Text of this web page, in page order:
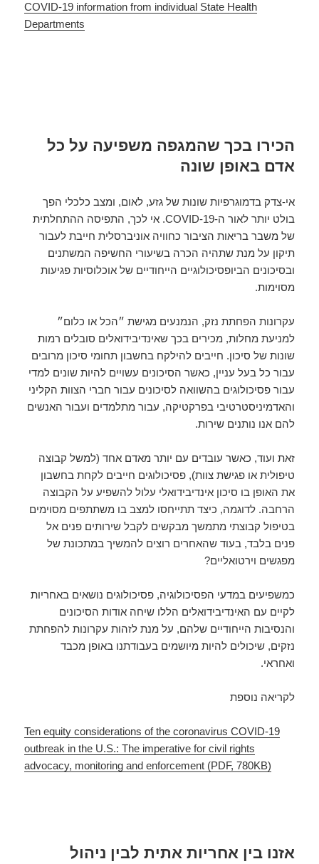
COVID-19 information from individual State Health
Departments
הכירו בכך שהמגפה משפיעה על כל
אדם באופן שונה
אי-צדק בדמוגרפיות שונות של גזע, לאום, ומצב כלכלי הפך
בולט יותר לאור ה-COVID-19. אי לכך, התפיסה ההתחלתית
של משבר בריאות הציבור כחוויה אוניברסלית חייבת לעבור
תיקון על מנת שתהיה הכרה בשיעורי החשיפה המשתנים
ובסיכונים הביופסיכולוגיים הייחודיים של אוכלוסיות פגיעות
מסוימות.
עקרונות הפחתת נזק, הנמנעים מגישת ״הכל או כלום״
למניעת מחלות, מכירים בכך שאינדיבידואלים סובלים רמות
שונות של סיכון. חייבים להילקח בחשבון תחומי סיכון מרובים
עבור כל בעל עניין, כאשר הסיכונים עשויים להיות שונים למדי
עבור פסיכולוגים בהשוואה לסיכונים עבור חברי הצוות הקליני
והאדמיניסטרטיבי בפרקטיקה, עבור מתלמדים ועבור האנשים
להם אנו נותנים שירות.
זאת ועוד, כאשר עובדים עם יותר מאדם אחד (למשל קבוצה
טיפולית או פגישת צוות), פסיכולוגים חייבים לקחת בחשבון
את האופן בו סיכון אינדיבידואלי עלול להשפיע על הקבוצה
הרחבה. לדוגמה, כיצד תתייחסו למצב בו משתתפים מסוימים
בטיפול קבוצתי מתמשך מבקשים לקבל שירותים פנים אל
פנים בלבד, בעוד שהאחרים רוצים להמשיך במתכונת של
מפגשים וירטואליים?
כמשפיעים במדעי הפסיכולוגיה, פסיכולוגים נושאים באחריות
לקיים עם האינדיבידואלים הללו שיחה אודות הסיכונים
והנסיבות הייחודיים שלהם, על מנת לזהות עקרונות להפחתת
נזקים, שיכולים להיות מיושמים בעבודתנו באופן מכבד
ואחראי.
לקריאה נוספת
Ten equity considerations of the coronavirus COVID-19
outbreak in the U.S.: The imperative for civil rights
advocacy, monitoring and enforcement (PDF, 780KB)
אזנו בין אחריות אתית לבין ניהול